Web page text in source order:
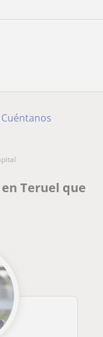
Cuéntanos
Teruel que